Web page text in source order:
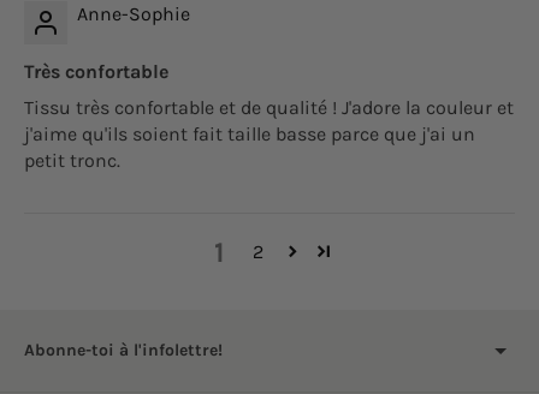
Anne-Sophie
Très confortable
Tissu très confortable et de qualité ! J'adore la couleur et
j'aime qu'ils soient fait taille basse parce que j'ai un
petit tronc.
1 2
Abonne-toi à l'infolettre!